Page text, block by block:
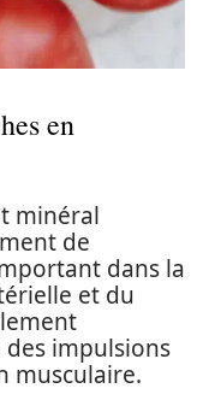
en
minéral
de
dans la
et du
des impulsions
musculaire.